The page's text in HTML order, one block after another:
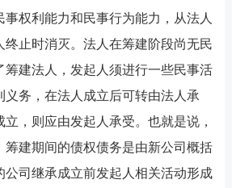
事权利能力和民事行为能力，从法人
终止时消灭。法人在筹建阶段尚无民
筹建法人，发起人须进行一些民事活
义务，在法人成立后可转由法人承
，则应由发起人承受。也就是说，
筹建期间的债权债务是由新公司概括
公司继承成立前发起人相关活动形成